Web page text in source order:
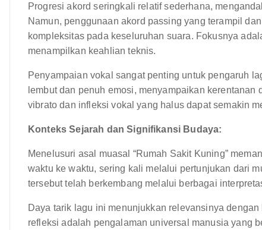
Progresi akord seringkali relatif sederhana,
Namun, penggunaan akord passing yang terampil
kompleksitas pada keseluruhan suara. Fokusnya
menampilkan keahlian teknis.
Penyampaian vokal sangat penting untuk pengaruh
lembut dan penuh emosi, menyampaikan
vibrato dan infleksi vokal yang halus dapat semakin
Konteks Sejarah dan Signifikansi Budaya:
Menelusuri asal muasal “Rumah Sakit Kuning”
waktu ke waktu, sering kali melalui pertunjukan dari
tersebut telah berkembang melalui berbagai
Daya tarik lagu ini menunjukkan relevansinya
refleksi adalah pengalaman universal manusia yang